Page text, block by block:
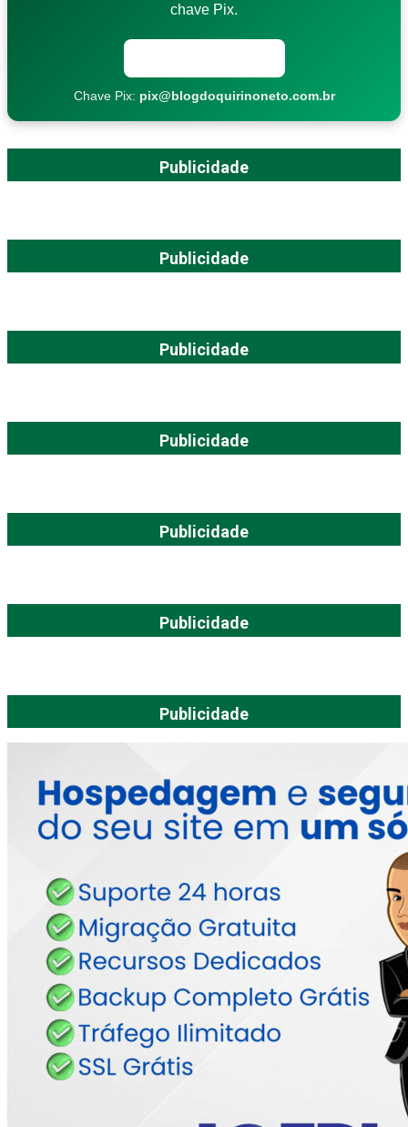
chave Pix.
Chave Pix: pix@blogdoquirinoneto.com.br
Publicidade
Publicidade
Publicidade
Publicidade
Publicidade
Publicidade
Publicidade